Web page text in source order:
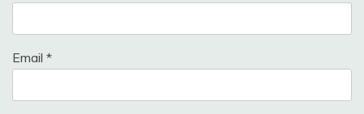
Email *